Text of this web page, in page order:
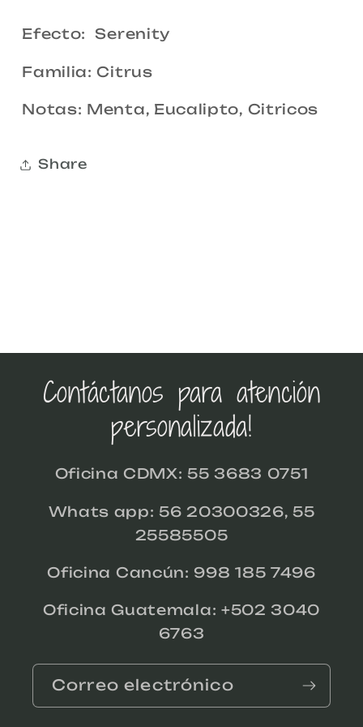
Efecto: Serenity
Familia: Citrus
Notas: Menta, Eucalipto, Citricos
Share
Contáctanos para atención
personalizada!
Oficina CDMX: 55 3683 0751
Whats app: 56 20300326, 55
25585505
Oficina Cancún: 998 185 7496
Oficina Guatemala: +502 3040
6763
Correo electrónico